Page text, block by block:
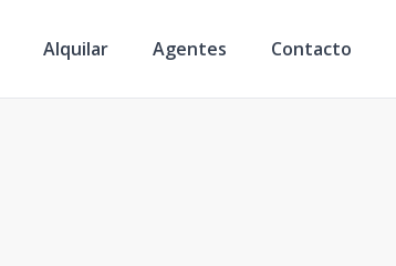
Alquilar Agentes Contacto